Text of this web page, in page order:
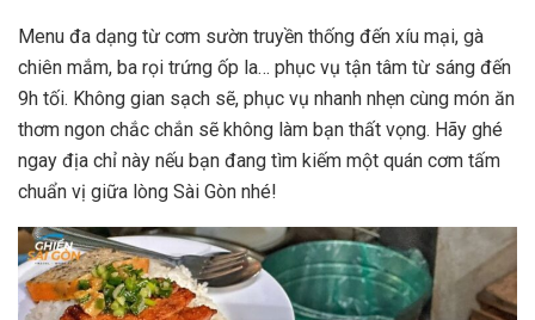
Menu đa dạng từ cơm sườn truyền thống đến xíu mại, gà
chiên mắm, ba rọi trứng ốp la… phục vụ tận tâm từ sáng đến
9h tối. Không gian sạch sẽ, phục vụ nhanh nhẹn cùng món ăn
thơm ngon chắc chắn sẽ không làm bạn thất vọng. Hãy ghé
ngay địa chỉ này nếu bạn đang tìm kiếm một quán cơm tấm
chuẩn vị giữa lòng Sài Gòn nhé!